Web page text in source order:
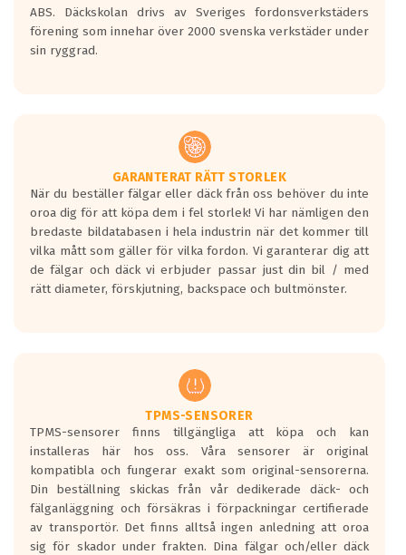
ABS. Däckskolan drivs av Sveriges fordonsverkstäders
förening som innehar över 2000 svenska verkstäder under
sin ryggrad.
GARANTERAT RÄTT STORLEK
När du beställer fälgar eller däck från oss behöver du inte
oroa dig för att köpa dem i fel storlek! Vi har nämligen den
bredaste bildatabasen i hela industrin när det kommer till
vilka mått som gäller för vilka fordon. Vi garanterar dig att
de fälgar och däck vi erbjuder passar just din bil / med
rätt diameter, förskjutning, backspace och bultmönster.
TPMS-SENSORER
TPMS-sensorer finns tillgängliga att köpa och kan
installeras här hos oss. Våra sensorer är original
kompatibla och fungerar exakt som original-sensorerna.
Din beställning skickas från vår dedikerade däck- och
fälganläggning och försäkras i förpackningar certifierade
av transportör. Det finns alltså ingen anledning att oroa
sig för skador under frakten. Dina fälgar och/eller däck